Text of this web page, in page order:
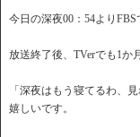
今日の深夜00：54よりFBS
放送終了後、TVerでも1か
「深夜はもう寝てるわ、
嬉しいです。